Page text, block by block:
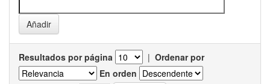
Resultados por página | Ordenar por
En orden